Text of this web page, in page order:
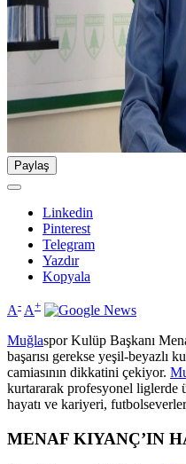
Paylaş
Linkedin
Pinterest
Telegram
Yazdır
Kopyala
A- A+
Muğlaspor Kulüp Başkanı
başarısı gerekse yeşil-beyazlı
camiasının dikkatini çekiyor.
kurtararak profesyonel liglerde
hayatı ve kariyeri,
MENAF KIYANÇ’IN